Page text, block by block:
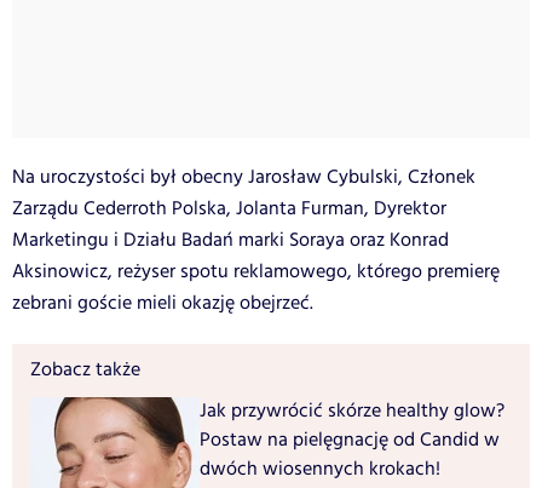
Na uroczystości był obecny Jarosław Cybulski, Członek
Zarządu Cederroth Polska, Jolanta Furman, Dyrektor
Marketingu i Działu Badań marki Soraya oraz Konrad
Aksinowicz, reżyser spotu reklamowego, którego premierę
zebrani goście mieli okazję obejrzeć.
Zobacz także
Jak przywrócić skórze healthy glow?
Postaw na pielęgnację od Candid w
dwóch wiosennych krokach!